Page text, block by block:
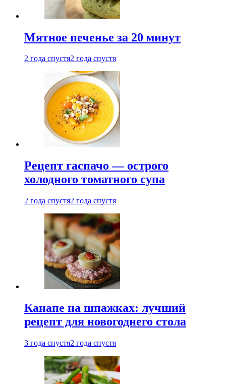
Мятное печенье за 20 минут
2 года спустя2 года спустя
Рецепт гаспачо — острого
холодного томатного супа
2 года спустя2 года спустя
Канапе на шпажках: лучший
рецепт для новогоднего стола
3 года спустя2 года спустя